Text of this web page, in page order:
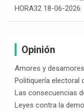
HORA32 18-06-2026
Opinión
Amores y
Politiquería electoral
Las consecuencias
Leyes contra la